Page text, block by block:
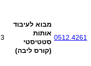
0512.4261
מבוא לעיבוד
אותות
סטטיסטי
(קורס ליבה)
3